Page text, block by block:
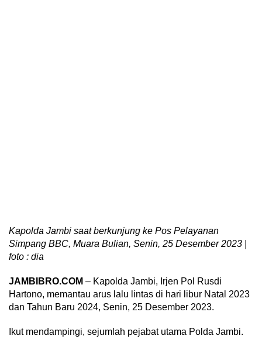
Kapolda Jambi saat berkunjung ke Pos Pelayanan
Simpang BBC, Muara Bulian, Senin, 25 Desember 2023 |
foto : dia
JAMBIBRO.COM – Kapolda Jambi, Irjen Pol Rusdi
Hartono, memantau arus lalu lintas di hari libur Natal 2023
dan Tahun Baru 2024, Senin, 25 Desember 2023.
Ikut mendampingi, sejumlah pejabat utama Polda Jambi.